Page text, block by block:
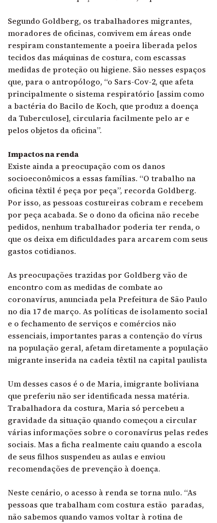
Segundo Goldberg, os trabalhadores migrantes,
moradores de oficinas, convivem em áreas onde
respiram constantemente a poeira liberada pelos
tecidos das máquinas de costura, com escassas
medidas de proteção ou higiene. São nesses espaços
que, para o antropólogo, “o Sars-Cov-2, que afeta
principalmente o sistema respiratório [assim como
a bactéria do Bacilo de Koch, que produz a doença
da Tuberculose], circularia facilmente pelo ar e
pelos objetos da oficina”.
Impactos na renda
Existe ainda a preocupação com os danos
socioeconômicos a essas famílias. “O trabalho na
oficina têxtil é peça por peça”, recorda Goldberg.
Por isso, as pessoas costureiras cobram e recebem
por peça acabada. Se o dono da oficina não recebe
pedidos, nenhum trabalhador poderia ter renda, o
que os deixa em dificuldades para arcarem com seus
gastos cotidianos.
As preocupações trazidas por Goldberg vão de
encontro com as medidas de combate ao
coronavírus, anunciada pela Prefeitura de São Paulo
no dia 17 de março. As políticas de isolamento social
e o fechamento de serviços e comércios não
essenciais, importantes paras a contenção do vírus
na população geral, afetam diretamente a população
migrante inserida na cadeia têxtil na capital paulista
Um desses casos é o de Maria, imigrante boliviana
que preferiu não ser identificada nessa matéria.
Trabalhadora da costura, Maria só percebeu a
gravidade da situação quando começou a circular
várias informações sobre o coronavírus pelas redes
sociais. Mas a ficha realmente caiu quando a escola
de seus filhos suspendeu as aulas e enviou
recomendações de prevenção à doença.
Neste cenário, o acesso à renda se torna nulo. “As
pessoas que trabalham com costura estão paradas,
não sabemos quando vamos voltar à rotina de